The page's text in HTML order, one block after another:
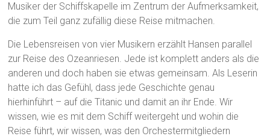
Musiker der Schiffskapelle im Zentrum der Aufmerksamkeit,
die zum Teil ganz zufällig diese Reise mitmachen.
Die Lebensreisen von vier Musikern erzählt Hansen parallel
zur Reise des Ozeanriesen. Jede ist komplett anders als die
anderen und doch haben sie etwas gemeinsam. Als Leserin
hatte ich das Gefühl, dass jede Geschichte genau
hierhinführt – auf die Titanic und damit an ihr Ende. Wir
wissen, wie es mit dem Schiff weitergeht und wohin die
Reise führt, wir wissen, was den Orchestermitgliedern